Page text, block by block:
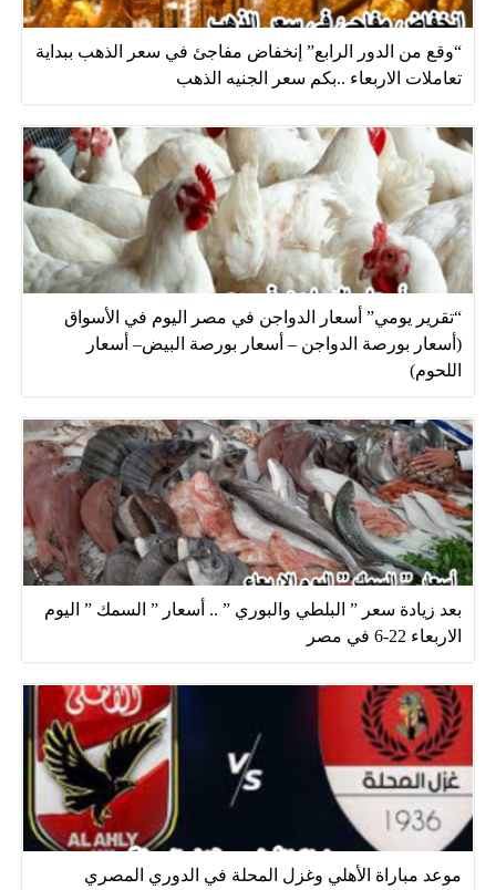
“وقع من الدور الرابع” إنخفاض مفاجئ في سعر الذهب ببداية
تعاملات الاربعاء ..بكم سعر الجنيه الذهب
“تقرير يومي” أسعار الدواجن في مصر اليوم في الأسواق
(أسعار بورصة الدواجن – أسعار بورصة البيض– أسعار
اللحوم)
بعد زيادة سعر ” البلطي والبوري ” .. أسعار ” السمك ” اليوم
الاربعاء 22-6 في مصر
موعد مباراة الأهلي وغزل المحلة في الدوري المصري